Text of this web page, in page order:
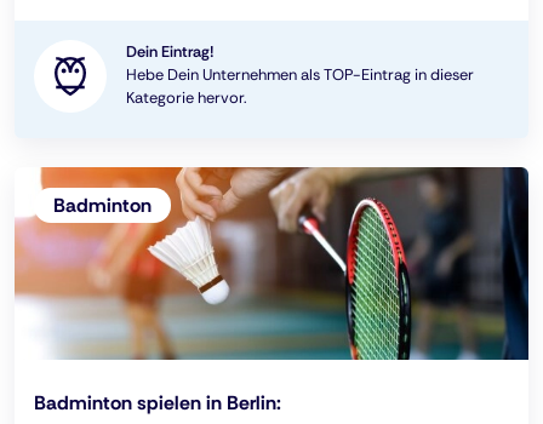
Dein Eintrag!
Hebe Dein Unternehmen als TOP-Eintrag in dieser
Kategorie hervor.
Badminton
Badminton spielen in Berlin: